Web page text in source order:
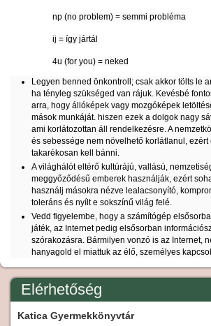
np (no problem) = semmi probléma
ij = így jártál
4u (for you) = neked
Legyen benned önkontroll; csak akkor tölts le
ha tényleg szükséged van rájuk. Kevésbé
arra, hogy állóképek vagy mozgóképek
mások munkáját. hiszen ezek a dolgok nagy
ami korlátozottan áll rendelkezésre. A
és sebessége nem növelhető korlátlanul, ezért
takarékosan kell bánni.
A világhálót eltérő kultúrájú, vallású,
meggyőződésű emberek használják, ezért
használj másokra nézve lealacsonyító,
toleráns és nyílt e sokszínű világ felé.
Vedd figyelembe, hogy a számítógép
játék, az Internet pedig elsősorban
szórakozásra. Bármilyen vonzó is az Internet,
hanyagold el miattuk az élő, személyes
Elérhetőség
Katica Gyermekkönyvtár